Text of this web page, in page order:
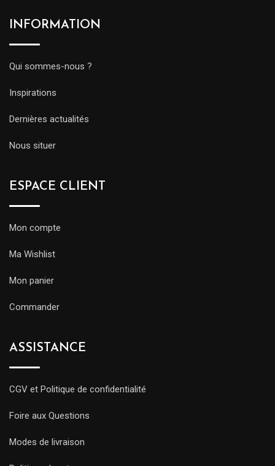
INFORMATION
Qui sommes-nous ?
Inspirations
Dernières actualités
Nous situer
ESPACE CLIENT
Mon compte
Ma Wishlist
Mon panier
Commander
ASSISTANCE
CGV et Politique de confidentialité
Foire aux Questions
Modes de livraison